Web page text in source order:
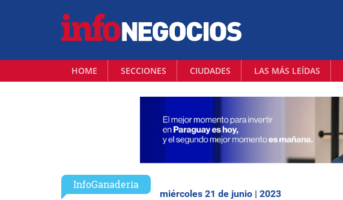
HOME SECCIONES CIUDADES LAS MÁS LEÍDAS
InfoGanadería
miércoles 21 de junio | 2023